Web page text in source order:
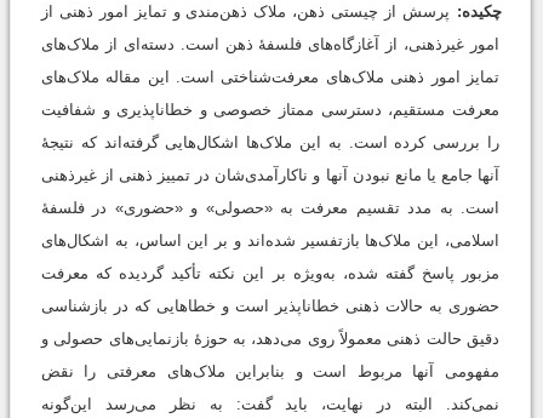
چکیده: پرسش از چیستی ذهن، ملاک ذهن‌مندی و تمایز امور ذهنی از
امور غیرذهنی، از آغازگاه‌های فلسفۀ ذهن است. دسته‌ای از ملاک‌های
تمایز امور ذهنی ملاک‌های معرفت‌شناختی است. این مقاله ملاک‌های
معرفت مستقیم، دسترسی ممتاز خصوصی و خطاناپذیری و شفافیت
را بررسی کرده‌ است. به این ملاک‌ها اشکال‌هایی گرفته‌اند که نتیجۀ
آنها جامع یا مانع نبودن آنها و ناکارآمدی‌شان در تمییز ذهنی از غیرذهنی
است. به مدد تقسیم معرفت به «حصولی» و «حضوری» در فلسفۀ
اسلامی، این ملاک‌ها بازتفسیر شده‌اند و بر این اساس، به اشکال‌های
مزبور پاسخ گفته شده، به‌ویژه بر این نکته تأکید گردیده که معرفت
حضوری به حالات ذهنی خطاناپذیر است و خطاهایی که در بازشناسی
دقیق حالت ذهنی معمولاً روی می‌دهد، به حوزۀ بازنمایی‌های حصولی و
مفهومی آنها مربوط ‌است و بنابراین ملاک‌های معرفتی را نقض
نمی‌کند. البته در نهایت، باید گفت: به نظر می‌رسد این‌گونه